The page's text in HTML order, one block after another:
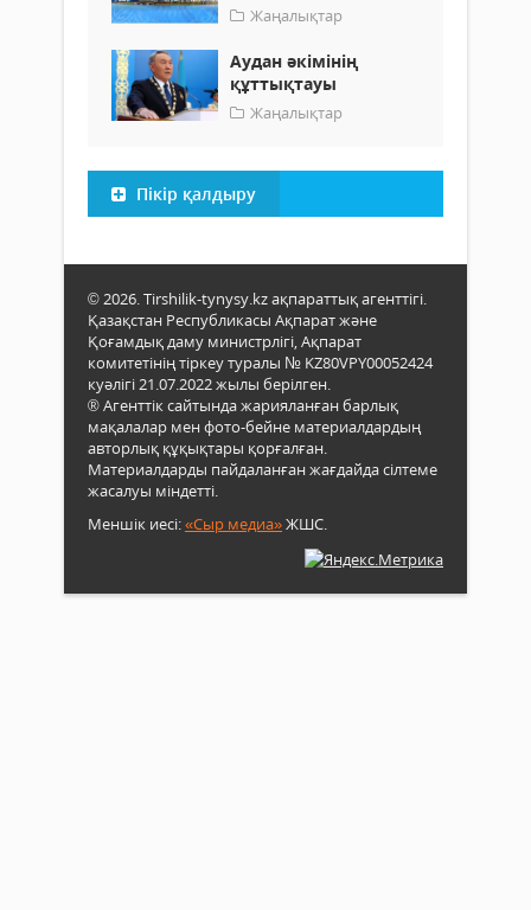
Жаңалықтар
Аудан әкімінің
құттықтауы
Жаңалықтар
Пікір қалдыру
© 2026. Tirshilik-tynysy.kz ақпараттық агенттігі.
Қазақстан Республикасы Ақпарат және
Қоғамдық даму министрлігі, Ақпарат
комитетінің тіркеу туралы № KZ80VPY00052424
куәлігі 21.07.2022 жылы берілген.
® Агенттік сайтында жарияланған барлық
мақалалар мен фото-бейне материалдардың
авторлық құқықтары қорғалған.
Материалдарды пайдаланған жағдайда сілтеме
жасалуы міндетті.
Меншік иесі:«Сыр медиа»ЖШС.